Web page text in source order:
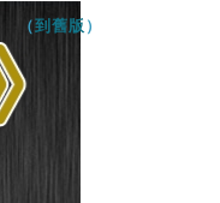
（到舊版 ）